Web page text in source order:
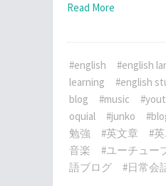
Read More
#english #english
learning
#english
blog
#music
oquial
#junko
勉強
#英文章 #
音楽
#ユーチュー
語ブログ
#日常会